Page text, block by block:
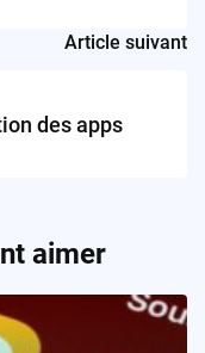
Article suivant
des apps
aimer